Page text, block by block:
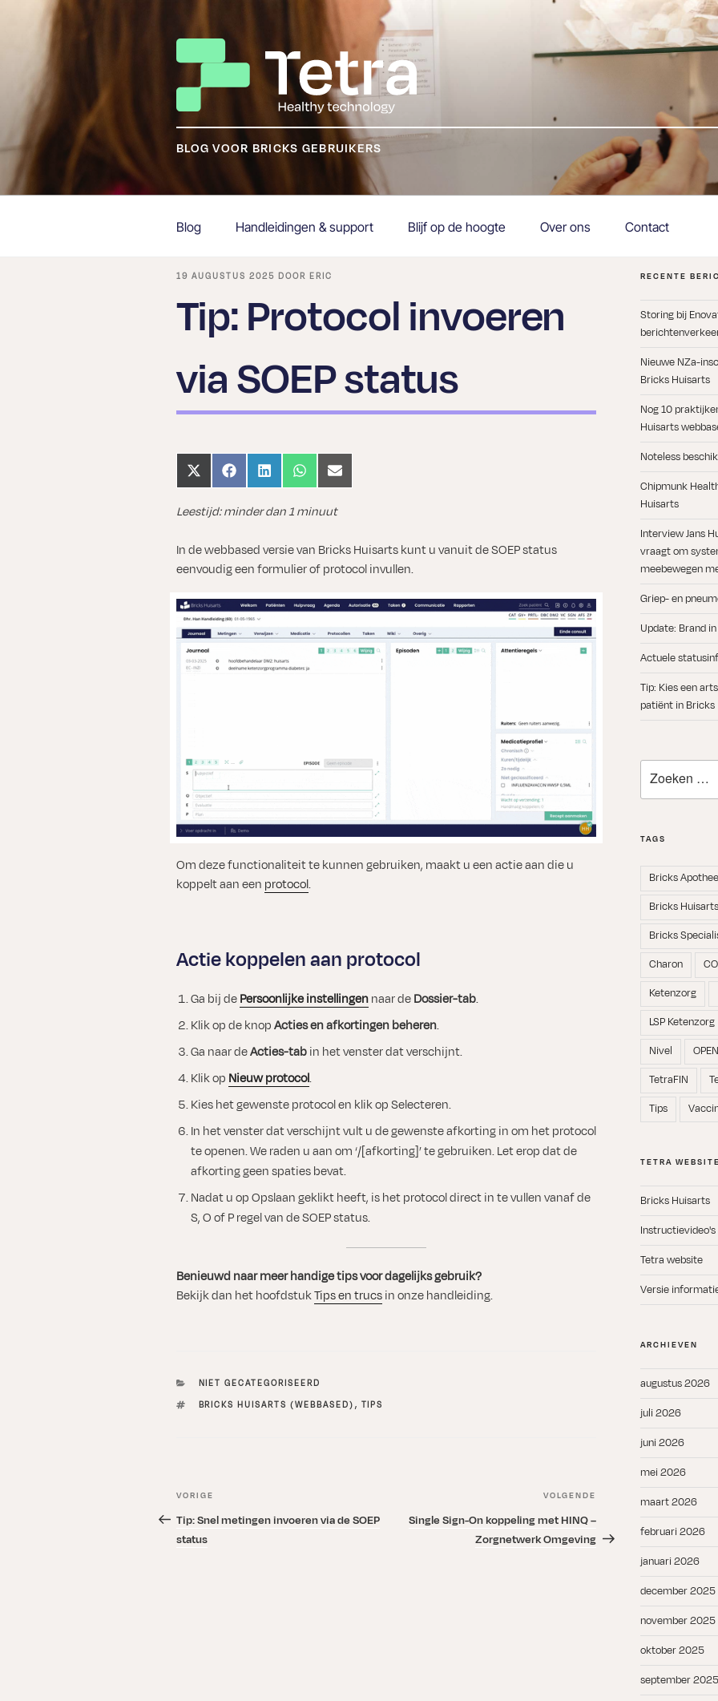
BLOG VOOR BRICKS GEBRUIKERS
Blog Handleidingen & support Blijf op de hoogte Over ons Contact
GEPLAATST
19 AUGUSTUS 2025 DOOR ERIC
Tip: Protocol invoeren
via SOEP status
Share
on
(Twitter)
Share
on
Share
on
Share
on
Share
on
Leestijd: minder dan 1 minuut
In de webbased versie van Bricks Huisarts kunt u vanuit de SOEP status
eenvoudig een formulier of protocol invullen.
Om deze functionaliteit te kunnen gebruiken, maakt u een actie aan die u
koppelt aan een protocol.
Actie koppelen aan protocol
Ga bij dePersoonlijke instellingennaar deDossier-tab.
Klik op de knopActies en afkortingen beheren.
Ga naar deActies-tabin het venster dat verschijnt.
Klik op Nieuw protocol.
Kies het gewenste protocol en klik op Selecteren.
In het venster dat verschijnt vult u de gewenste afkorting in om het protocol
te openen. We raden u aan om ‘/[afkorting]’ te gebruiken. Let erop dat de
afkorting geen spaties bevat.
Nadat u op Opslaan geklikt heeft, is het protocol direct in te vullen vanaf de
S, O of P regel van de SOEP status.
Benieuwd naar meer handige tips voor dagelijks gebruik?
Bekijk dan het hoofdstukTips en trucsin onze handleiding.
CATEGORIEËN
NIET GECATEGORISEERD
TAGS
BRICKS HUISARTS (WEBBASED) , TIPS
Bericht
navigatie
Vorig
bericht
VORIGE
Tip: Snel metingen invoeren via de SOEP
status
bericht
VOLGENDE
Single Sign-On koppeling met HINQ –
Zorgnetwerk Omgeving
RECENTE
Storing bij
Nieuwe NZa-
Bricks Huisarts
Nog 10
Huisarts
Noteless
Chipmunk
Huisarts
Interview Jans
vraagt om
meebewegen
Griep- en
Update: Brand
Actuele
Tip: Kies een
patiënt in Bricks
naar:
TAGS
Bricks
Bricks
Bricks
Charon
Ketenzorg
LSP Ketenzorg
Nivel
OPEN
TetraFIN
Tips
TETRA
Bricks Huisarts
Instructievideo's
Tetra website
Versie
ARCHIEVEN
augustus 2026
juli 2026
juni 2026
mei 2026
maart 2026
februari 2026
januari 2026
december 2025
november 2025
oktober 2025
september 2025